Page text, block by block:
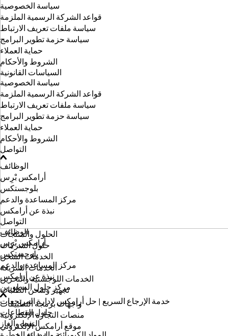
الحلول والمنتجات
حلول الشركات
الخدمات الشحن
الخدمات السريعة
الخدمات اللوجستية والتخزين
تجهيز وشحن الطلبات
خدمة الإرجاع السريع | حل أرامكس لإدارة المرتجعات
حلول القطاعات
النفط والغاز
سياسة الخصوصية
قواعد الشركة الرسمية الملزمة
سياسة ملفات تعريف الارتباط
سياسة حزمة تطوير البرامج
حماية العملاء
الشروط والأحكام
السياسات القانونية
سياسة الخصوصية
قواعد الشركة الرسمية الملزمة
سياسة ملفات تعريف الارتباط
سياسة حزمة تطوير البرامج
حماية العملاء
الشروط والأحكام
التواصل
الوظائف
أرامكس بْرِس
بلوجستكس
مركز المساعدة والدعم
نبذة عن أرامكس
التواصل
الوظائف
أرامكس بْرِس
بلوجستكس
مركز المساعدة والدعم
نبذة عن أرامكس
مركز حلول المطورين
واجهات برمجة التطبيقات
منصات التجارة الإلكترونية
موقع أرامكس الإلكتروني